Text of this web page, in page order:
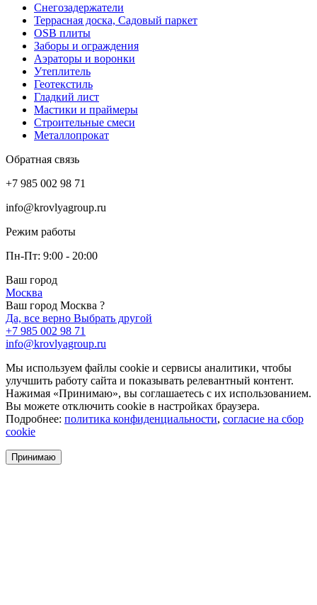
Снегозадержатели
Террасная доска, Садовый паркет
OSB плиты
Заборы и ограждения
Аэраторы и воронки
Утеплитель
Геотекстиль
Гладкий лист
Мастики и праймеры
Строительные смеси
Металлопрокат
Обратная связь
+7 985 002 98 71
info@krovlyagroup.ru
Режим работы
Пн-Пт: 9:00 - 20:00
Ваш город
Москва
Ваш город Москва ?
Да, все верно Выбрать другой
+7 985 002 98 71
info@krovlyagroup.ru
Мы используем файлы cookie и сервисы аналитики, чтобы
улучшить работу сайта и показывать релевантный контент.
Нажимая «Принимаю», вы соглашаетесь с их использованием.
Вы можете отключить cookie в настройках браузера.
Подробнее: политика конфиденциальности, согласие на сбор
cookie
Принимаю